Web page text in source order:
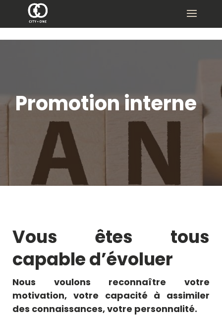
Promotion interne
Vous êtes tous
capable d’évoluer
Nous voulons reconnaître votre
motivation, votre capacité à assimiler
des connaissances, votre personnalité.